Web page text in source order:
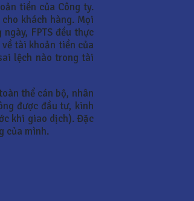
tiền của Công ty.
khách hàng. Mọi
FPTS đều thực
tài khoản tiền của
lệch nào trong tài
thể cán bộ, nhân
được đầu tư, kinh
khi giao dịch). Đặc
của mình.